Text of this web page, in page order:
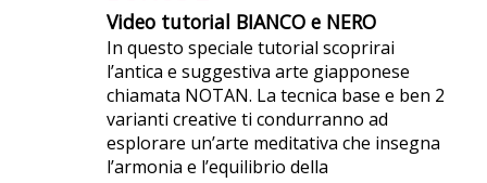
Video tutorial BIANCO e NERO
In questo speciale tutorial scoprirai
l’antica e suggestiva arte giapponese
chiamata NOTAN. La tecnica base e ben 2
varianti creative ti condurranno ad
esplorare un’arte meditativa che insegna
l’armonia e l’equilibrio della